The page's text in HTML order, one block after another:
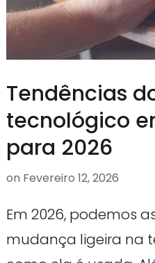
Tendências
tecnológico
para 2026
on Fevereiro 12, 2026
Em 2026, podemos
mudança ligeira na